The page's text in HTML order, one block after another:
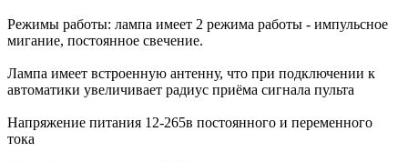
Режимы работы: лампа имеет 2 режима работы - импульсное
мигание, постоянное свечение.
Лампа имеет встроенную антенну, что при подключении к
автоматики увеличивает радиус приёма сигнала пульта
Напряжение питания 12-265в постоянного и переменного
тока